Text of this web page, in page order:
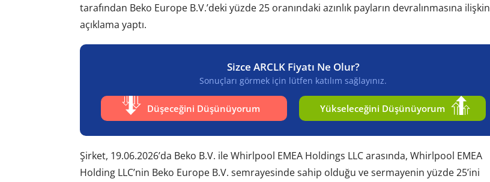
tarafından Beko Europe B.V.’deki yüzde 25 oranındaki azınlık payların devralınmasına ilişkin
açıklama yaptı.
Sizce ARCLK Fiyatı Ne Olur?
Sonuçları görmek için lütfen katılım sağlayınız.
Düşeceğini Düşünüyorum Yükseleceğini Düşünüyorum
Şirket, 19.06.2026’da Beko B.V. ile Whirlpool EMEA Holdings LLC arasında, Whirlpool EMEA
Holding LLC’nin Beko Europe B.V. semrayesinde sahip olduğu ve sermayenin yüzde 25’ini